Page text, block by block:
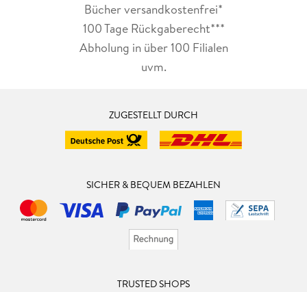
Bücher versandkostenfrei*
100 Tage Rückgaberecht***
Abholung in über 100 Filialen
uvm.
ZUGESTELLT DURCH
SICHER & BEQUEM BEZAHLEN
TRUSTED SHOPS